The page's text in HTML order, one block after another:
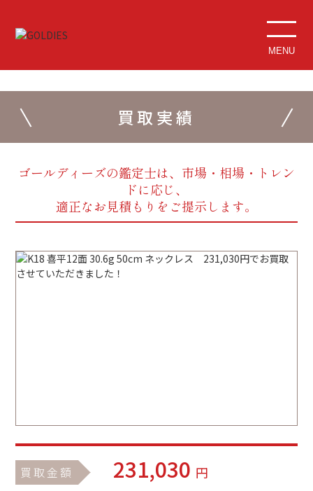
MENU
買取実績
ゴールディーズの鑑定士は、市場・相場・トレン
ドに応じ、
適正なお見積もりをご提示します。
買取金額 231,030 円